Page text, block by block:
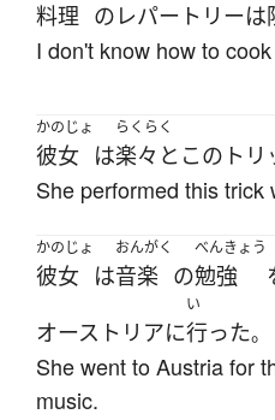
料理 の レパートリーは
I don't know how to
かのじょ
彼女 は
らくらく
楽々と この トリ
She performed this trick
かのじょ
彼女 は
おんがく
音楽 の
べんきょう
勉強
オーストリアに
い
行った。
She went to Austria for
music.